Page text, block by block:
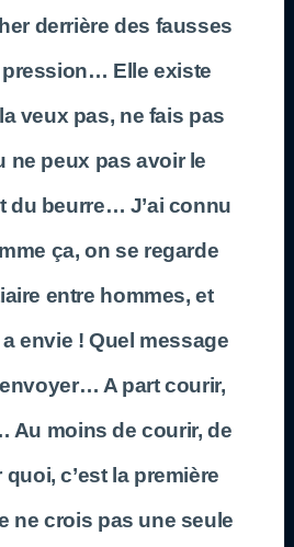
derrière des fausses
Elle existe
veux pas, ne fais pas
ne peux pas avoir le
du beurre… J’ai connu
ça, on se regarde
entre hommes, et
envie ! Quel message
A part courir,
Au moins de courir, de
c’est la première
ne crois pas une seule